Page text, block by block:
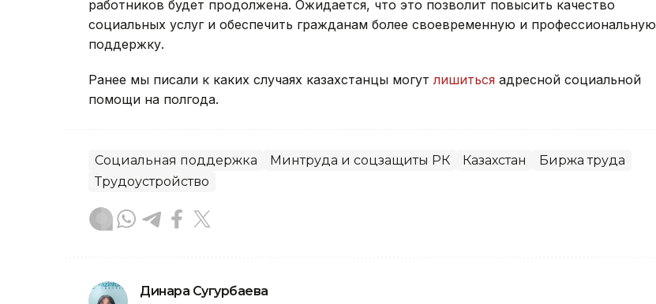
работников будет продолжена. Ожидается, что это позволит повысить качество
социальных услуг и обеспечить гражданам более своевременную и профессиональную
поддержку.
Ранее мы писали к каких случаях казахстанцы могутлишиться адресной социальной
помощи на полгода.
Социальная поддержка Минтруда и соцзащиты РК Казахстан
Биржа труда
Трудоустройство
Динара Сугурбаева